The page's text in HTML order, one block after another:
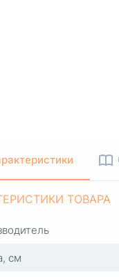
ТОВАРА
см